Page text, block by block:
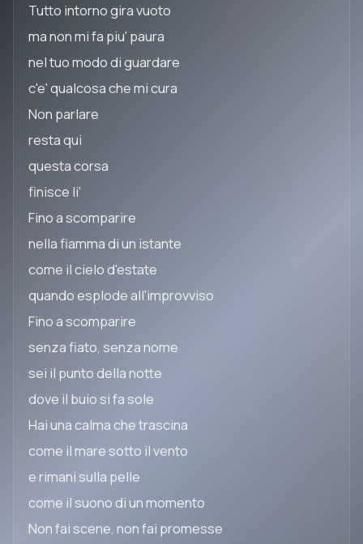
Tutto intorno gira vuoto
ma non mi fa piu' paura
nel tuo modo di guardare
c'e' qualcosa che mi cura
Non parlare
resta qui
questa corsa
finisce li'
Fino a scomparire
nella fiamma di un istante
come il cielo d'estate
quando esplode all'improvviso
Fino a scomparire
senza fiato, senza nome
sei il punto della notte
dove il buio si fa sole
Hai una calma che trascina
come il mare sotto il vento
e rimani sulla pelle
come il suono di un momento
Non fai scene, non fai promesse